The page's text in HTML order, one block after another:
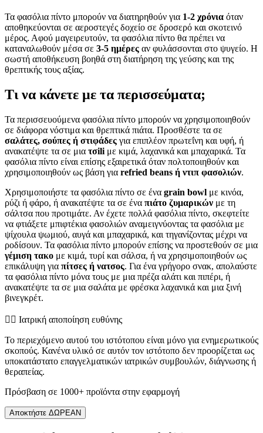
Τα φασόλια πίντο μπορούν να διατηρηθούν για 1-2 χρόνια όταν
αποθηκεύονται σε αεροστεγές δοχείο σε δροσερό και σκοτεινό
μέρος. Αφού μαγειρευτούν, τα φασόλια πίντο θα πρέπει να
καταναλωθούν μέσα σε 3-5 ημέρες αν φυλάσσονται στο ψυγείο. Η
σωστή αποθήκευση βοηθά στη διατήρηση της γεύσης και της
θρεπτικής τους αξίας.
Τι να κάνετε με τα περισσεύματα;
Τα περισσευούμενα φασόλια πίντο μπορούν να χρησιμοποιηθούν
σε διάφορα νόστιμα και θρεπτικά πιάτα. Προσθέστε τα σε
σαλάτες, σούπες ή στιφάδες για επιπλέον πρωτεΐνη και υφή, ή
ανακατέψτε τα σε μια τσili με κιμά, λαχανικά και μπαχαρικά. Τα
φασόλια πίντο είναι επίσης εξαιρετικά όταν πολτοποιηθούν και
χρησιμοποιηθούν ως βάση για refried beans ή ντιπ φασολιών.
Χρησιμοποιήστε τα φασόλια πίντο σε ένα grain bowl με κινόα,
ρύζι ή φάρο, ή ανακατέψτε τα σε ένα πιάτο ζυμαρικών με τη
σάλτσα που προτιμάτε. Αν έχετε πολλά φασόλια πίντο, σκεφτείτε
να φτιάξετε μπιφτέκια φασολιών αναμειγνύοντας τα φασόλια με
ψίχουλα ψωμιού, αυγά και μπαχαρικά, και τηγανίζοντας μέχρι να
ροδίσουν. Τα φασόλια πίντο μπορούν επίσης να προστεθούν σε μια
γέμιση τακο με κιμά, τυρί και σάλσα, ή να χρησιμοποιηθούν ως
επικάλυψη για πίτσες ή νατσος. Για ένα γρήγορο σνακ, απολαύστε
τα φασόλια πίντο μόνα τους με μια πρέζα αλάτι και πιπέρι, ή
ανακατέψτε τα σε μια σαλάτα με φρέσκα λαχανικά και μια ξινή
βινεγκρέτ.
👨‍⚕️️ Ιατρική αποποίηση ευθύνης
Το περιεχόμενο αυτού του ιστότοπου είναι μόνο για ενημερωτικούς
σκοπούς. Κανένα υλικό σε αυτόν τον ιστότοπο δεν προορίζεται ως
υποκατάστατο επαγγελματικών ιατρικών συμβουλών, διάγνωσης ή
θεραπείας.
Πρόσβαση σε 1000+ προϊόντα στην εφαρμογή
Αποκτήστε ΔΩΡΕΑΝ